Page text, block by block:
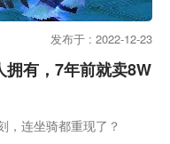
发布于 : 2022-12-23
拥有，7年前就卖8W
，连坐骑都重现了？